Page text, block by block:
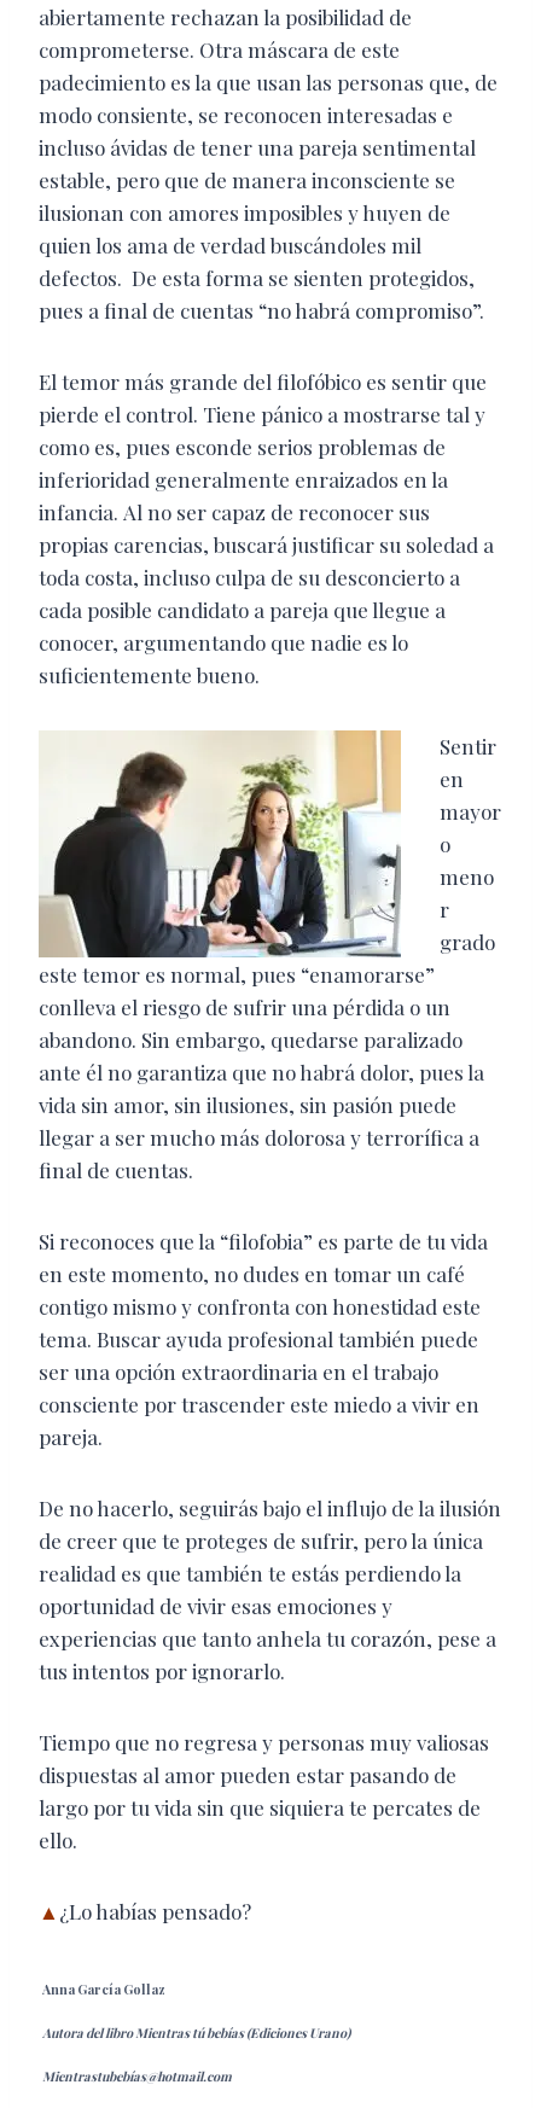
abiertamente rechazan la posibilidad de
comprometerse. Otra máscara de este
padecimiento es la que usan las personas que, de
modo consiente, se reconocen interesadas e
incluso ávidas de tener una pareja sentimental
estable, pero que de manera inconsciente se
ilusionan con amores imposibles y huyen de
quien los ama de verdad buscándoles mil
defectos. De esta forma se sienten protegidos,
pues a final de cuentas “no habrá compromiso”.
El temor más grande del filofóbico es sentir que
pierde el control. Tiene pánico a mostrarse tal y
como es, pues esconde serios problemas de
inferioridad generalmente enraizados en la
infancia. Al no ser capaz de reconocer sus
propias carencias, buscará justificar su soledad a
toda costa, incluso culpa de su desconcierto a
cada posible candidato a pareja que llegue a
conocer, argumentando que nadie es lo
suficientemente bueno.
Sentir
en
mayor
o
meno
r
grado
este temor es normal, pues “enamorarse”
conlleva el riesgo de sufrir una pérdida o un
abandono. Sin embargo, quedarse paralizado
ante él no garantiza que no habrá dolor, pues la
vida sin amor, sin ilusiones, sin pasión puede
llegar a ser mucho más dolorosa y terrorífica a
final de cuentas.
Si reconoces que la “filofobia” es parte de tu vida
en este momento, no dudes en tomar un café
contigo mismo y confronta con honestidad este
tema. Buscar ayuda profesional también puede
ser una opción extraordinaria en el trabajo
consciente por trascender este miedo a vivir en
pareja.
De no hacerlo, seguirás bajo el influjo de la ilusión
de creer que te proteges de sufrir, pero la única
realidad es que también te estás perdiendo la
oportunidad de vivir esas emociones y
experiencias que tanto anhela tu corazón, pese a
tus intentos por ignorarlo.
Tiempo que no regresa y personas muy valiosas
dispuestas al amor pueden estar pasando de
largo por tu vida sin que siquiera te percates de
ello.
▲ ¿Lo habías pensado?
Anna García Gollaz
Autora del libro Mientras tú bebías (Ediciones Urano)
Mientrastubebías@hotmail.com